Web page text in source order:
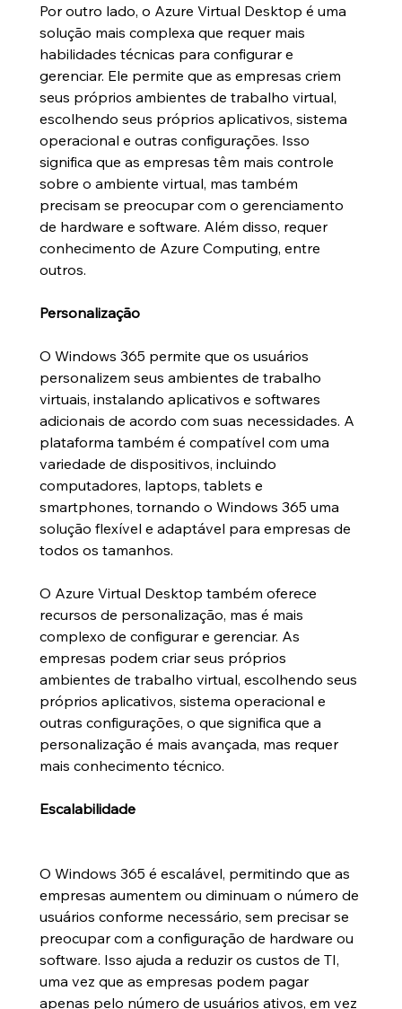
Por outro lado, o Azure Virtual Desktop é uma
solução mais complexa que requer mais
habilidades técnicas para configurar e
gerenciar. Ele permite que as empresas criem
seus próprios ambientes de trabalho virtual,
escolhendo seus próprios aplicativos, sistema
operacional e outras configurações. Isso
significa que as empresas têm mais controle
sobre o ambiente virtual, mas também
precisam se preocupar com o gerenciamento
de hardware e software. Além disso, requer
conhecimento de Azure Computing, entre
outros.
Personalização
O Windows 365 permite que os usuários
personalizem seus ambientes de trabalho
virtuais, instalando aplicativos e softwares
adicionais de acordo com suas necessidades. A
plataforma também é compatível com uma
variedade de dispositivos, incluindo
computadores, laptops, tablets e
smartphones, tornando o Windows 365 uma
solução flexível e adaptável para empresas de
todos os tamanhos.
O Azure Virtual Desktop também oferece
recursos de personalização, mas é mais
complexo de configurar e gerenciar. As
empresas podem criar seus próprios
ambientes de trabalho virtual, escolhendo seus
próprios aplicativos, sistema operacional e
outras configurações, o que significa que a
personalização é mais avançada, mas requer
mais conhecimento técnico.
Escalabilidade
O Windows 365 é escalável, permitindo que as
empresas aumentem ou diminuam o número de
usuários conforme necessário, sem precisar se
preocupar com a configuração de hardware ou
software. Isso ajuda a reduzir os custos de TI,
uma vez que as empresas podem pagar
apenas pelo número de usuários ativos, em vez